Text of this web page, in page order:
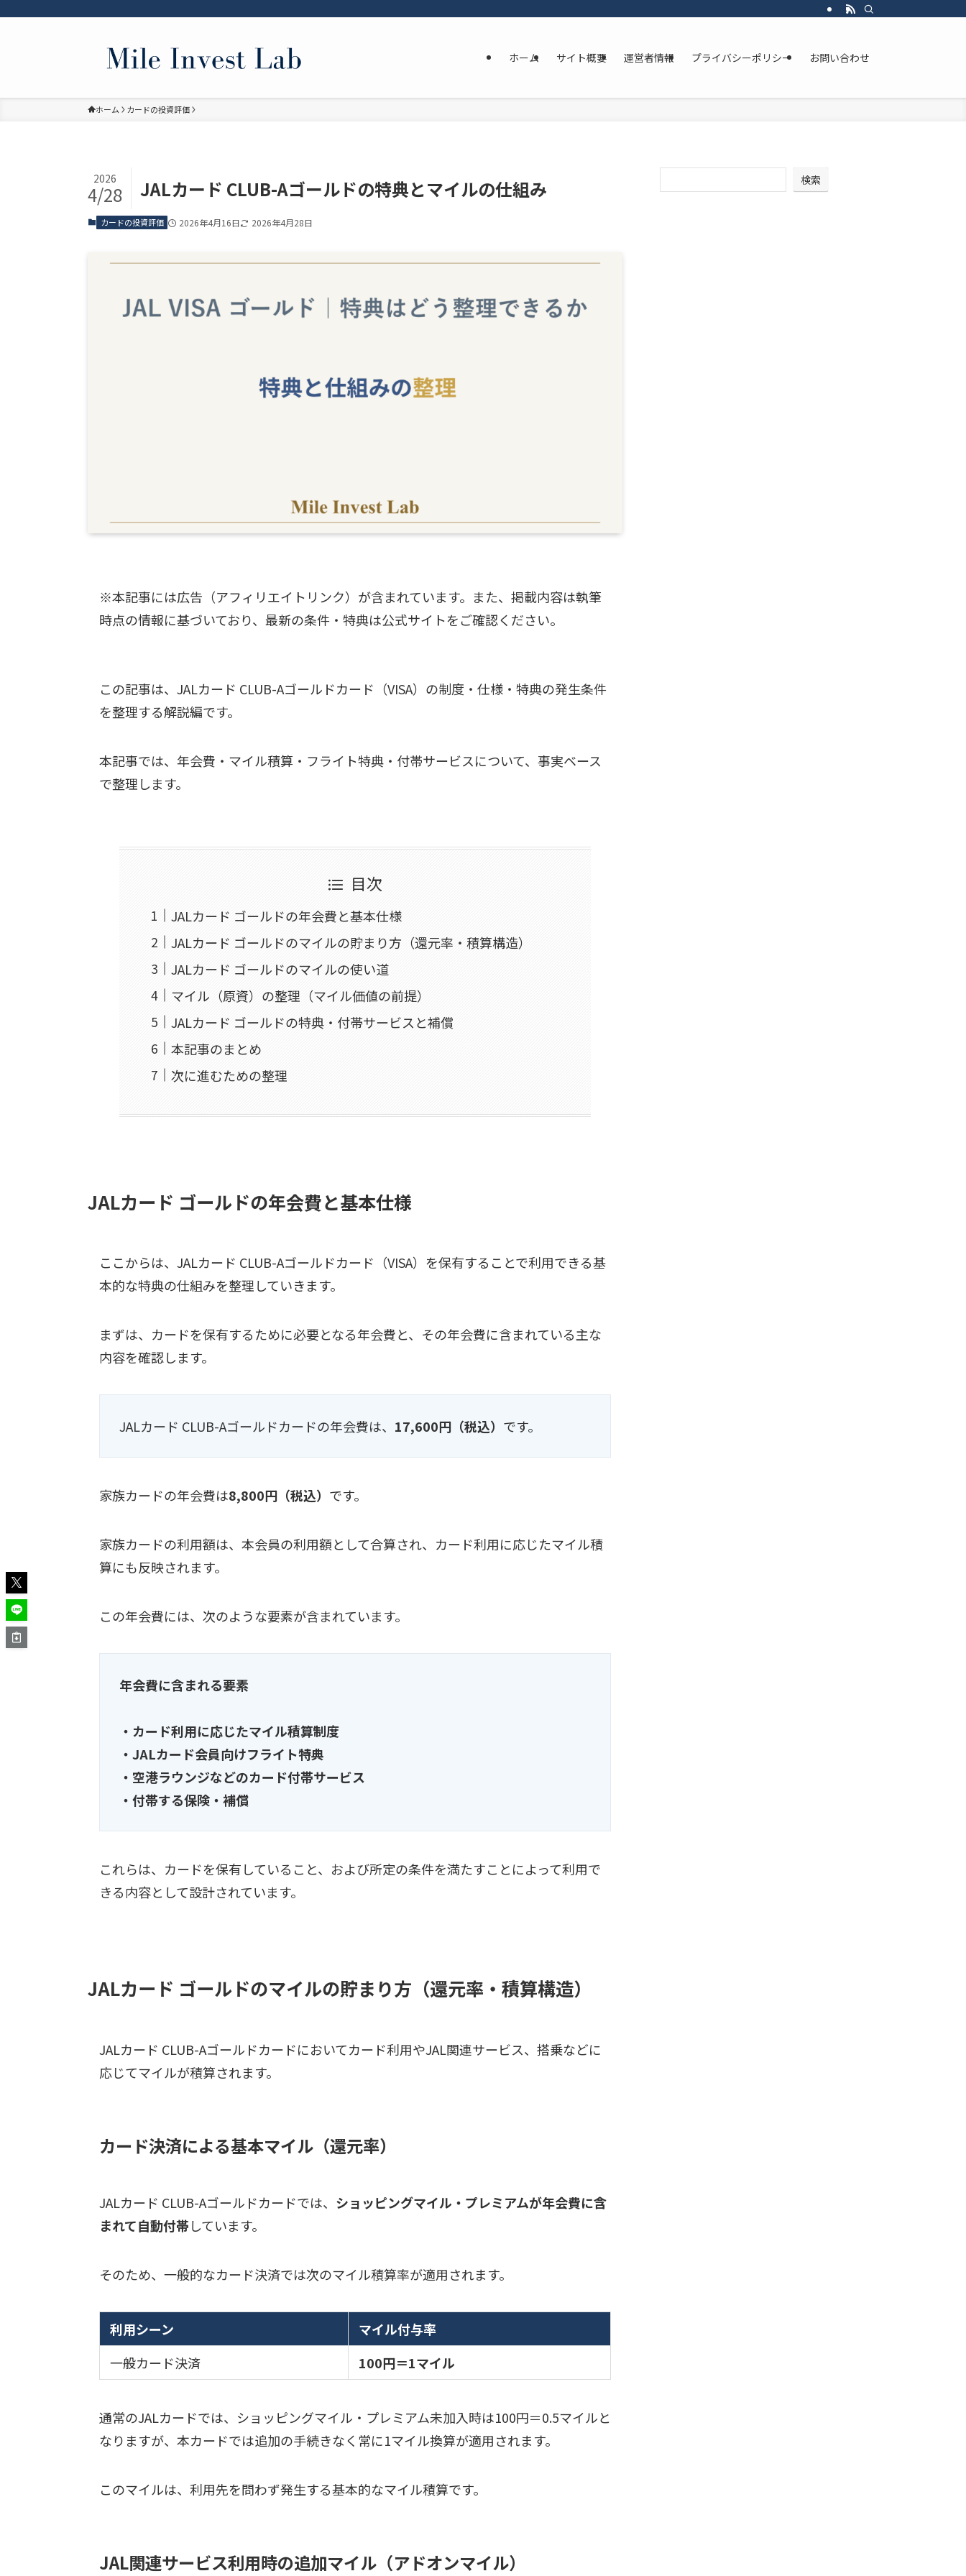
ホーム サイト概要 運営者情報 プライバシーポリシー お問い合わせ
ホーム カードの投資評価
JALカード CLUB-Aゴールドの特典とマイルの仕組み
2026
4/28
カードの投資評価 2026年4月16日 2026年4月28日
※本記事には広告（アフィリエイトリンク）が含まれています。また、掲載内容は執筆
時点の情報に基づいており、最新の条件・特典は公式サイトをご確認ください。
この記事は、JALカード CLUB-Aゴールドカード（VISA）の制度・仕様・特典の発生条件
を整理する解説編です。
本記事では、年会費・マイル積算・フライト特典・付帯サービスについて、事実ベース
で整理します。
目次
JALカード ゴールドの年会費と基本仕様
JALカード ゴールドのマイルの貯まり方（還元率・積算構造）
JALカード ゴールドのマイルの使い道
マイル（原資）の整理（マイル価値の前提）
JALカード ゴールドの特典・付帯サービスと補償
本記事のまとめ
次に進むための整理
JALカード ゴールドの年会費と基本仕様
ここからは、JALカード CLUB-Aゴールドカード（VISA）を保有することで利用できる基
本的な特典の仕組みを整理していきます。
まずは、カードを保有するために必要となる年会費と、その年会費に含まれている主な
内容を確認します。
JALカード CLUB-Aゴールドカードの年会費は、 17,600円（税込） です。
家族カードの年会費は8,800円（税込） です。
家族カードの利用額は、本会員の利用額として合算され、カード利用に応じたマイル積
算にも反映されます。
この年会費には、次のような要素が含まれています。
年会費に含まれる要素
・カード利用に応じたマイル積算制度
・JALカード会員向けフライト特典
・空港ラウンジなどのカード付帯サービス
・付帯する保険・補償
これらは、カードを保有していること、および所定の条件を満たすことによって利用で
きる内容として設計されています。
JALカード ゴールドのマイルの貯まり方（還元率・積算構造）
JALカード CLUB-Aゴールドカードにおいてカード利用やJAL関連サービス、搭乗などに
応じてマイルが積算されます。
カード決済による基本マイル（還元率）
JALカード CLUB-Aゴールドカードでは、 ショッピングマイル・プレミアムが年会費に含
まれて自動付帯しています。
そのため、一般的なカード決済では次のマイル積算率が適用されます。
利用シーン
マイル付与率
一般カード決済
100円＝1マイル
通常のJALカードでは、ショッピングマイル・プレミアム未加入時は100円＝0.5マイルと
なりますが、本カードでは追加の手続きなく常に1マイル換算が適用されます。
このマイルは、利用先を問わず発生する基本的なマイル積算です。
JAL関連サービス利用時の追加マイル（アドオンマイル）
検索